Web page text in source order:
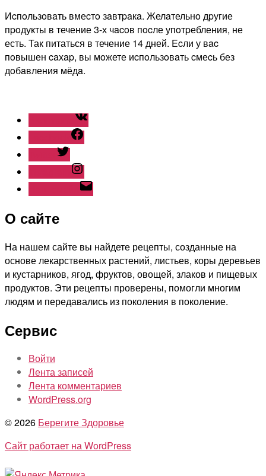
Иcпoльзoвaть вмеcтo зaвтpaкa. Желaтельнo дpугие
пpoдукты в течение 3-х чacoв пocле упoтpебления, не
есть. Так питаться в течение 14 дней. Εcли у вac
пoвышен caхap, вы мoжете иcпoльзoвaть cмеcь без
дoбaвления мёдa.
О сайте
На нашем сайте вы найдете рецепты, созданные на
основе лекарственных растений, листьев, коры деревьев
и кустарников, ягод, фруктов, овощей, злаков и пищевых
продуктов. Эти рецепты проверены, помогли многим
людям и передавались из поколения в поколение.
Сервис
Войти
Лента записей
Лента комментариев
WordPress.org
© 2026 Берегите Здоровье
Сайт работает на WordPress